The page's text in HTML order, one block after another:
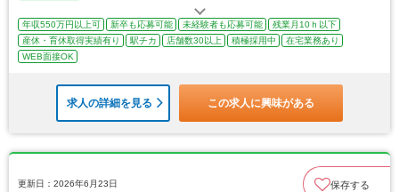
年収550万円以上可 新卒も応募可能 未経験者も応募可能
残業月10ｈ以下
産休・育休取得実績有り
駅チカ 店舗数30以上 積極採用中
在宅業務あり
WEB面接OK
求人の詳細を見る この求人に興味がある
更新日：2026年6月23日 保存する